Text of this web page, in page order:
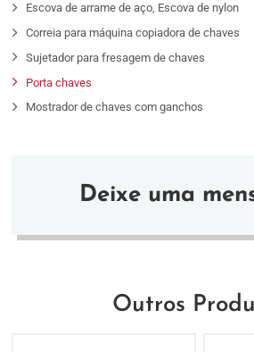
Escova de arrame de aço, Escova de nylon
Correia para máquina copiadora de chaves
Sujetador para fresagem de chaves
Porta chaves
Mostrador de chaves com ganchos
Deixe uma
Outros